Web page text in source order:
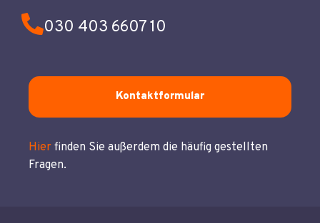
030 403 6607 10
Kontaktformular
Hier finden Sie außerdem die häufig gestellten
Fragen.